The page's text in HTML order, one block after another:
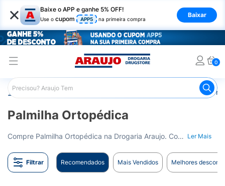
× Baixe o APP e ganhe 5% OFF!
Use o cupom APP5 na primeira compra
Baixar
0
Araujo Saúde e Bem Estar Palmilha
Palmilha Ortopédica
Compre Palmilha Ortopédica na Drogaria Araujo. Conforto e alívio para os seus pés. Entrega para todo o Brasil. Ler Mais
Filtrar Recomendados Mais Vendidos Melhores